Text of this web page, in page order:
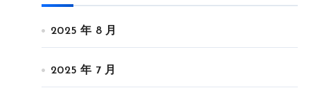
2025 年 8 月
2025 年 7 月